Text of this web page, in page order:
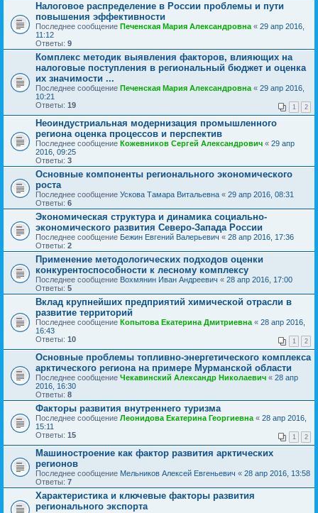
Налоговое распределение в России проблемы и пути
повышения эффективности
Последнее сообщение Печенская Мария Александровна « 29 апр 2016,
11:12
Ответы: 9
Комплекс методик выявления факторов, влияющих на
налоговые поступления в региональный бюджет и оценка
их значимости ...
Последнее сообщение Печенская Мария Александровна « 29 апр 2016,
10:21
Ответы: 19 1 2
Неоиндустриальная модернизация промышленного
региона оценка процессов и перспектив
Последнее сообщение Кожевников Сергей Александрович « 29 апр
2016, 09:25
Ответы: 3
Основные компоненты регионального экономического
роста
Последнее сообщение Ускова Тамара Витальевна « 29 апр 2016, 08:31
Ответы: 6
Экономическая структура и динамика социально-
экономического развития Северо-Запада России
Последнее сообщение Бежин Евгений Валерьевич « 28 апр 2016, 17:36
Ответы: 2
Применение методологических подходов оценки
конкурентоспособности к лесному комплексу
Последнее сообщение Вохмянин Иван Андреевич « 28 апр 2016, 17:00
Ответы: 5
Вклад крупнейших предприятий химической отрасли в
развитие территорий
Последнее сообщение Копытова Екатерина Дмитриевна « 28 апр 2016,
16:43
Ответы: 10 1 2
Основные проблемы топливно-энергетического комплекса
арктического региона на примере Мурманской области
Последнее сообщение Чекавинский Александр Николаевич « 28 апр
2016, 16:30
Ответы: 8
Факторы развития внутреннего туризма
Последнее сообщение Леонидова Екатерина Георгиевна « 28 апр 2016,
15:11
Ответы: 15 1 2
Машиностроение как фактор развития арктических
регионов
Последнее сообщение Мельников Алексей Евгеньевич « 28 апр 2016, 13:58
Ответы: 7
Характеристика и ключевые факторы развития
регионального экспорта